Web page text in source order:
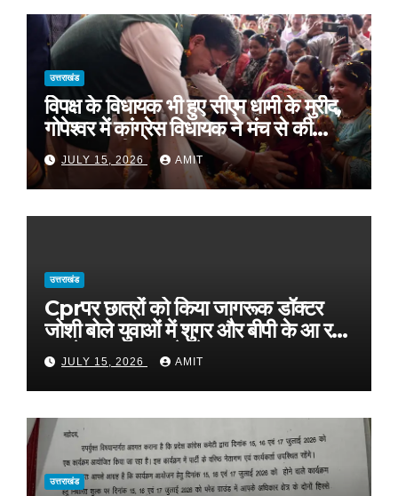
उत्तराखंड
विपक्ष के विधायक भी हुए सीएम धामी के मुरीद,
गोपेश्वर में कांग्रेस विधायक ने मंच से की
खुलकर तारीफ*
JULY 15, 2026 AMIT
उत्तराखंड
Cprपर छात्रों को किया जागरूक डॉक्टर
जोशी बोले युवाओं में शुगर और बीपी के आ रहे
मामले, फास्ट फूड से रहे दूर
JULY 15, 2026 AMIT
उत्तराखंड